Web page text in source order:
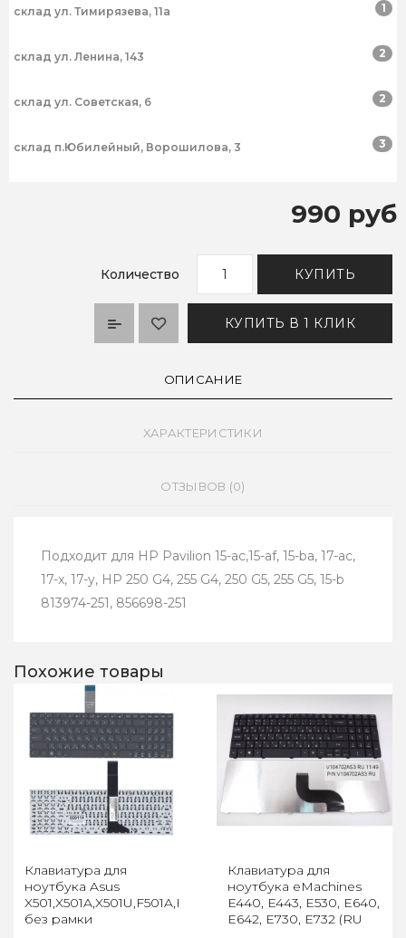
склад ул. Тимирязева, 11а 1
склад ул. Ленина, 143 2
склад ул. Советская, 6 2
склад п.Юбилейный, Ворошилова, 3 3
990 руб
Количество КУПИТЬ
КУПИТЬ В 1 КЛИК
ОПИСАНИЕ
ХАРАКТЕРИСТИКИ
ОТЗЫВОВ (0)
Подходит для HP Pavilion 15-ac,15-af, 15-ba, 17-ac,
17-x, 17-y, HP 250 G4, 255 G4, 250 G5, 255 G5, 15-b
813974-251, 856698-251
Похожие товары
Клавиатура для
ноутбука Asus
X501,X501A,X501U,F501A,F501U,X501EI,X501XE,X501XI,X550,
без рамки
Клавиатура для
ноутбука eMachines
E440, E443, E530, E640,
E642, E730, E732 (RU